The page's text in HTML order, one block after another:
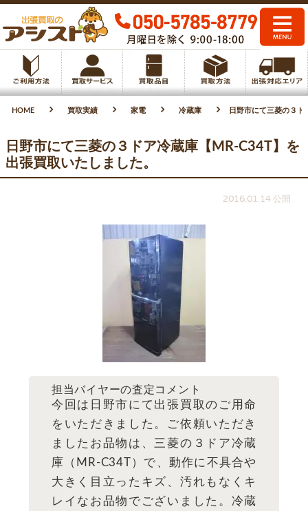
HOME 買取実績 家電 冷蔵庫 日野市にて三菱の３
日野市にて三菱の３ドア冷蔵庫【MR-C34T】を
出張買取いたしました。
2016.01.14 公開
担当バイヤーの査定コメント
今回は日野市にて出張買取のご用命
をいただきました。ご依頼いただき
ましたお品物は、三菱の３ドア冷蔵
庫（MR-C34T）で、動作に不具合や
大きく目立ったキズ、汚れもなくキ
レイなお品物でございました。冷蔵